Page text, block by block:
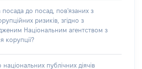
до посад, пов'язаних з
ризиків, згідно з
Національним агентством з
корупції?
публічних діячів